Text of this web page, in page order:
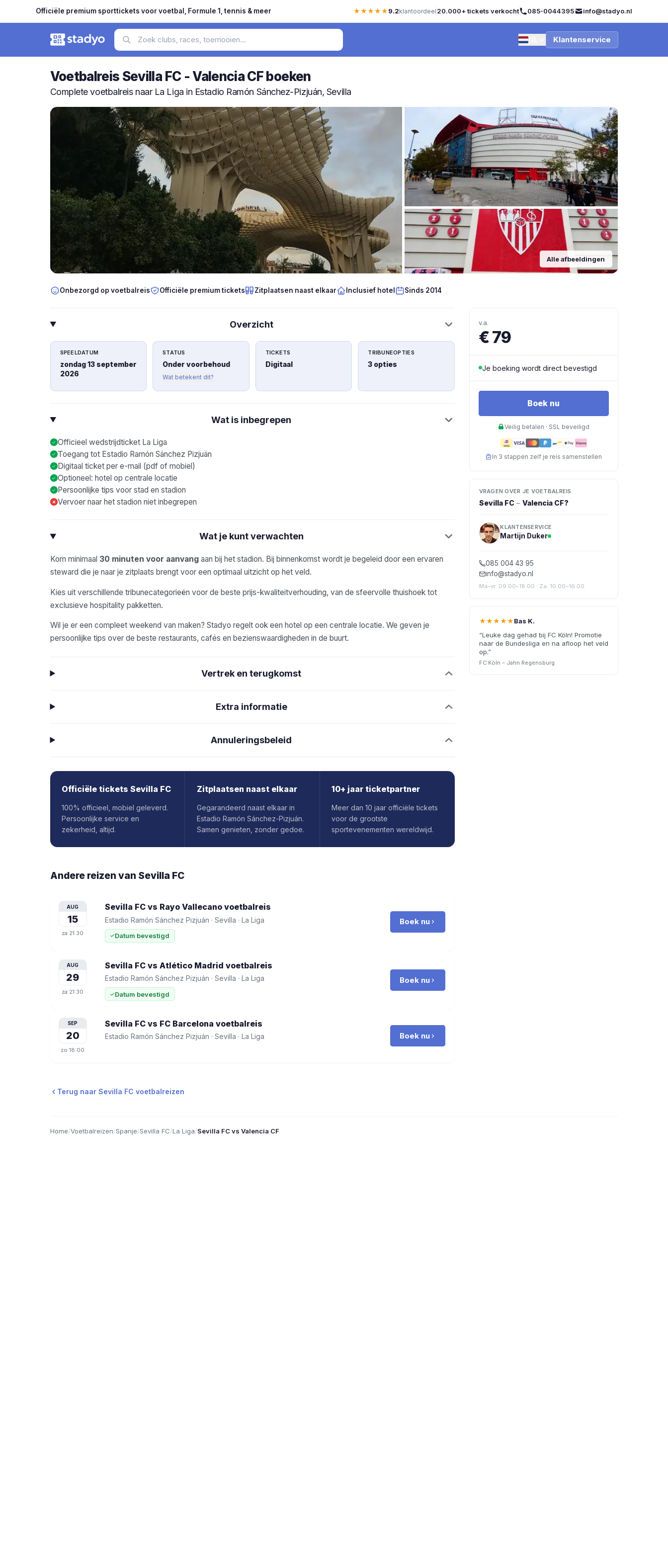
Officiële premium sporttickets voor voetbal, Formule 1, tennis & meer ★★★★★9.2klantoordeel 20.000+ tickets verkocht 085-0044395 info@stadyo.nl
Klantenservice
Voetbalreis Sevilla FC - Valencia CF boeken
Complete voetbalreis naar La Liga in Estadio Ramón Sánchez-Pizjuán, Sevilla
Alle afbeeldingen
Onbezorgd op voetbalreis Officiële premium tickets Zitplaatsen naast elkaar Inclusief hotel Sinds 2014
Overzicht
SPEELDATUM
zondag 13 september
2026
STATUS
Onder voorbehoud
Wat betekent dit?
TICKETS
Digitaal
TRIBUNEOPTIES
3 opties
Wat is inbegrepen
Officieel wedstrijdticket La Liga
Toegang tot Estadio Ramón Sánchez Pizjuán
Digitaal ticket per e-mail (pdf of mobiel)
Optioneel: hotel op centrale locatie
Persoonlijke tips voor stad en stadion
× Vervoer naar het stadion niet inbegrepen
Wat je kunt verwachten
Kom minimaal 30 minuten voor aanvangaan bij het stadion. Bij binnenkomst wordt je begeleid door een ervaren
steward die je naar je zitplaats brengt voor een optimaal uitzicht op het veld.
Kies uit verschillende tribunecategorieën voor de beste prijs-kwaliteitverhouding, van de sfeervolle thuishoek tot
exclusieve hospitality pakketten.
Wil je er een compleet weekend van maken? Stadyo regelt ook een hotel op een centrale locatie. We geven je
persoonlijke tips over de beste restaurants, cafés en bezienswaardigheden in de buurt.
Vertrek en terugkomst
Extra informatie
Annuleringsbeleid
Officiële tickets Sevilla FC
100% officieel, mobiel geleverd.
Persoonlijke service en
zekerheid, altijd.
Zitplaatsen naast elkaar
Gegarandeerd naast elkaar in
Estadio Ramón Sánchez-Pizjuán.
Samen genieten, zonder gedoe.
10+ jaar ticketpartner
Meer dan 10 jaar officiële tickets
voor de grootste
sportevenementen wereldwijd.
Andere reizen van Sevilla FC
AUG
15
za 21:30
Sevilla FC vs Rayo Vallecanovoetbalreis
Estadio Ramón Sánchez Pizjuán · Sevilla · La Liga
Datum bevestigd
Boek nu
AUG
29
za 21:30
Sevilla FC vs Atlético Madrid voetbalreis
Estadio Ramón Sánchez Pizjuán · Sevilla · La Liga
Datum bevestigd
Boek nu
SEP
20
zo 18:00
Sevilla FC vs FC Barcelona voetbalreis
Estadio Ramón Sánchez Pizjuán · Sevilla · La Liga Boek nu
Terug naar Sevilla FC voetbalreizen
v.a.
€ 79
Je boeking wordt direct bevestigd
Boek nu
Veilig betalen · SSL beveiligd
In 3 stappen zelf je reis samenstellen
VRAGEN OVER JE VOETBALREIS
Sevilla FC – Valencia CF?
KLANTENSERVICE
Martijn Duker
085 004 43 95
info@stadyo.nl
Ma–vr: 09:00–18:00 · Za: 10:00–16:00
★★★★★Bas K.
“Leuke dag gehad bij FC Köln! Promotie
naar de Bundesliga en na afloop het veld
op.”
FC Köln – Jahn Regensburg
Home/Voetbalreizen/Spanje/Sevilla FC/La Liga/Sevilla FC vs Valencia CF